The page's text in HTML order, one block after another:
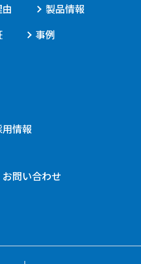
製品情報
事例
情報
お問い合わせ